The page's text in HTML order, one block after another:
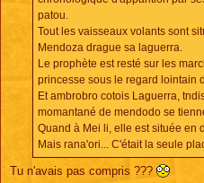
patou.
Tout les vaisseaux volants sont
Mendoza drague sa laguerra.
Le prophète est resté sur les
princesse sous le regard lointain
Et ambrobro cotois Laguerra,
momantané de mendodo se
Quand à Mei li, elle est située en
Mais rana'ori... C'était la seule
Tu n'avais pas compris ???